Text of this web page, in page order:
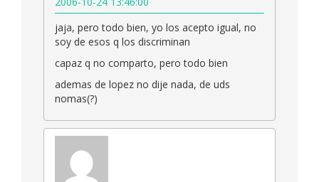
jaja, pero todo bien, yo los acepto igual, no
soy de esos q los discriminan
capaz q no comparto, pero todo bien
ademas de lopez no dije nada, de uds
nomas(?)